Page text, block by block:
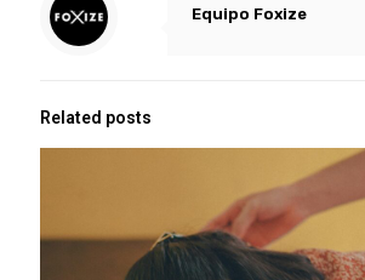
Equipo Foxize
Related posts